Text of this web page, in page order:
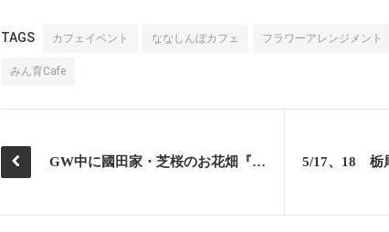
TAGS カフェイベント ななしんぼカフェ フラワーアレンジメント
みん育Cafe
GW中に國田家・芝桜のお花畑『夜の音楽会』が催されましたv(^_^)v